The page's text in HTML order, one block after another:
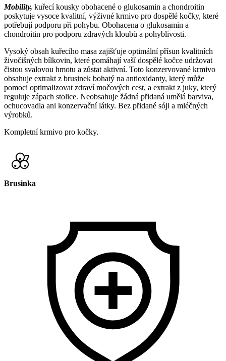
Mobility, kuřecí kousky obohacené o glukosamin a chondroitin
poskytuje vysoce kvalitní, výživné krmivo pro dospělé kočky, které
potřebují podporu při pohybu. Obohacena o glukosamin a
chondroitin pro podporu zdravých kloubů a pohyblivosti.
Vysoký obsah kuřecího masa zajišťuje optimální přísun kvalitních
živočišných bílkovin, které pomáhají vaší dospělé kočce udržovat
čistou svalovou hmotu a zůstat aktivní. Toto konzervované krmivo
obsahuje extrakt z brusinek bohatý na antioxidanty, který může
pomoci optimalizovat zdraví močových cest, a extrakt z juky, který
reguluje zápach stolice. Neobsahuje žádná přidaná umělá barviva,
ochucovadla ani konzervační látky. Bez přidané sóji a mléčných
výrobků.
Kompletní krmivo pro kočky.
Brusinka